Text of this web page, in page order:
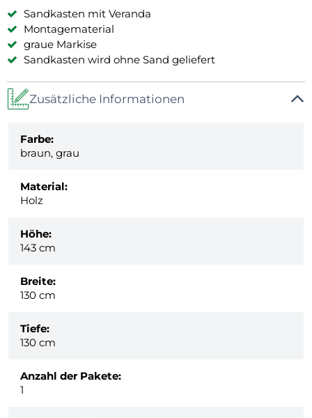
Sandkasten mit Veranda
Montagematerial
graue Markise
Sandkasten wird ohne Sand geliefert
Zusätzliche Informationen
Farbe:
braun, grau
Material:
Holz
Höhe:
143 cm
Breite:
130 cm
Tiefe:
130 cm
Anzahl der Pakete:
1